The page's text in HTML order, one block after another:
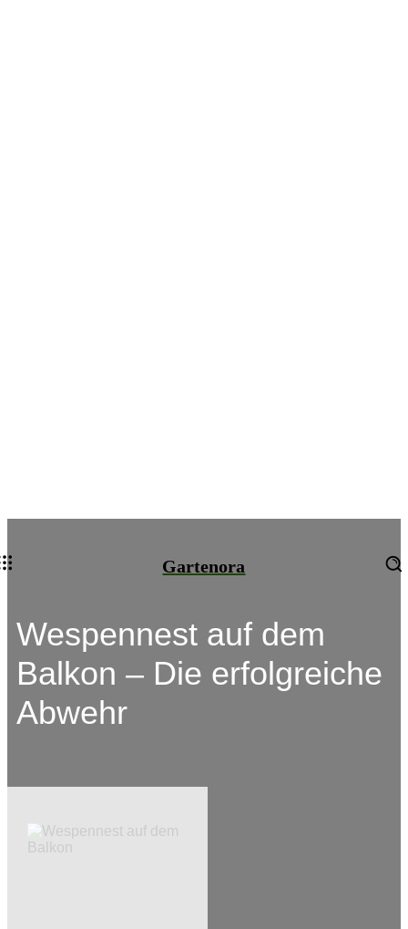
Gartenora
Wespennest auf dem
Balkon – Die erfolgreiche
Abwehr